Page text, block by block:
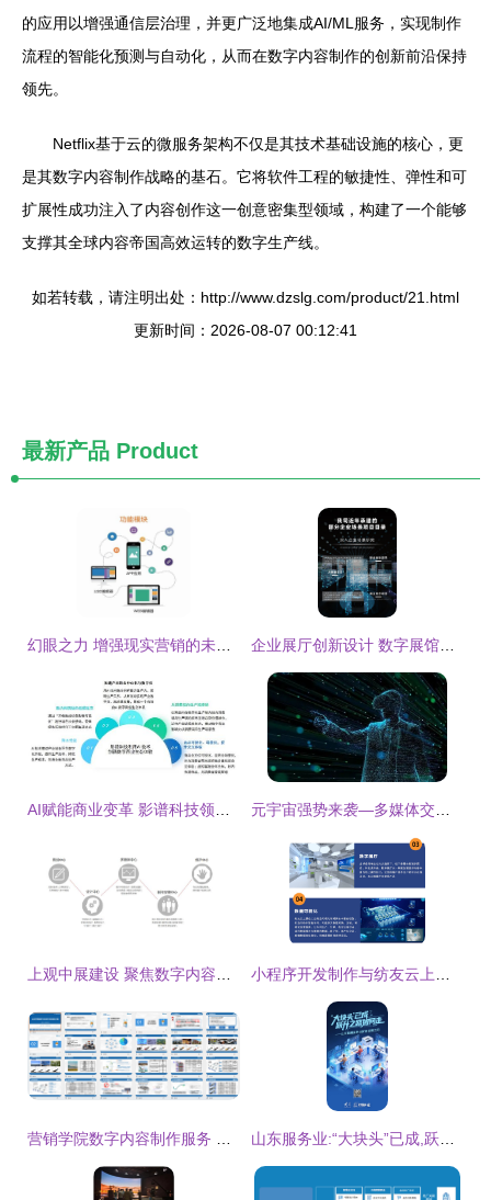
的应用以增强通信层治理，并更广泛地集成AI/ML服务，实现制作
流程的智能化预测与自动化，从而在数字内容制作的创新前沿保持
领先。
Netflix基于云的微服务架构不仅是其技术基础设施的核心，更
是其数字内容制作战略的基石。它将软件工程的敏捷性、弹性和可
扩展性成功注入了内容创作这一创意密集型领域，构建了一个能够
支撑其全球内容帝国高效运转的数字生产线。
如若转载，请注明出处：http://www.dzslg.com/product/21.html
更新时间：2026-08-07 00:12:41
最新产品 Product